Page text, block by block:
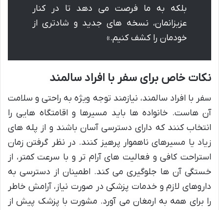
بلکه به ما فرصت می دهد تا در کنار
عزیزانمان، نسخه های جدید و شادتری از
خودمان را کشف کنیم.»
نکات خاص برای سفر با افراد سالمند
سفر با افراد سالمند، نیازمند توجه ویژه به راحتی و سلامت
آن هاست. خانواده ها باید مسیرها و اقامتگاه هایی را
انتخاب کنند که دارای دسترسی آسان باشند و از پله های
زیاد یا مسیرهای ناهموار پرهیز کنند. در نظر گرفتن زمان
استراحت کافی و فعالیت های آرام تر و با سرعت کمتر، از
خستگی آن ها جلوگیری می کند. اطمینان از دسترسی به
داروهای لازم و خدمات پزشکی در صورت نیاز، آرامش خاطر
را برای همه به ارمغان می آورد. مشورت با پزشک پیش از